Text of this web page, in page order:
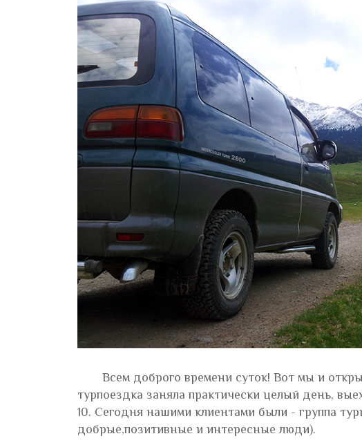
Всем доброго времени суток! Вот мы и
турпоездка заняла практически целый день,
10. Сегодня нашими клиентами были - группа
добрые,позитивные и интересные люди).